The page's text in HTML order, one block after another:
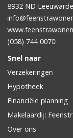
8932 ND
(058) 744 0070
Snel naar
Verzekeringen
Hypotheek
Financiële planning
Makelaardij:
Over ons